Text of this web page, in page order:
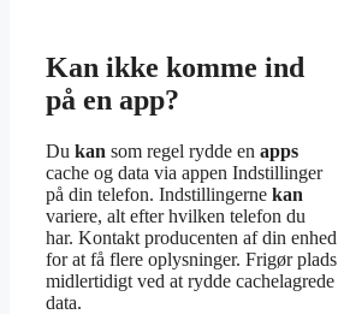
Kan ikke komme ind
på en app?
Du kan som regel rydde en apps
cache og data via appen Indstillinger
på din telefon. Indstillingerne kan
variere, alt efter hvilken telefon du
har. Kontakt producenten af din enhed
for at få flere oplysninger. Frigør plads
midlertidigt ved at rydde cachelagrede
data.